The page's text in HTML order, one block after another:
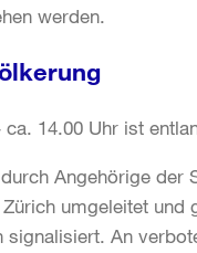
werden.
14.00 Uhr ist
Angehörige der
umgeleitet
An